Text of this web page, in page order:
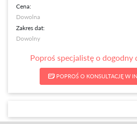
Cena:
Zakres dat:
Poproś specjalistę o dogodny
POPROŚ O KONSULTACJĘ W